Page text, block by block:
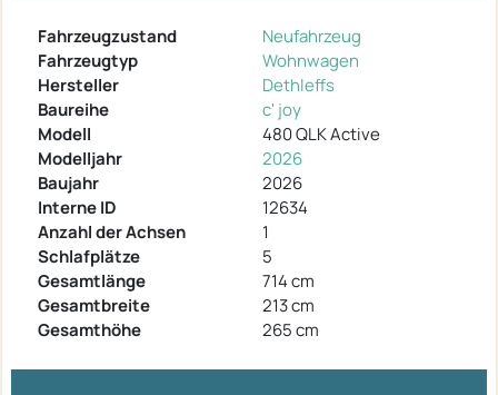
Fahrzeugzustand
Neufahrzeug
Fahrzeugtyp
Wohnwagen
Hersteller
Dethleffs
Baureihe
c' joy
Modell
480 QLK Active
Modelljahr
2026
Baujahr
2026
Interne ID
12634
Anzahl der Achsen
1
Schlafplätze
5
Gesamtlänge
714 cm
Gesamtbreite
213 cm
Gesamthöhe
265 cm